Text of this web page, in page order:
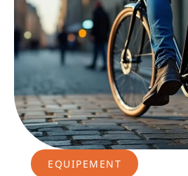
EQUIPEMENT